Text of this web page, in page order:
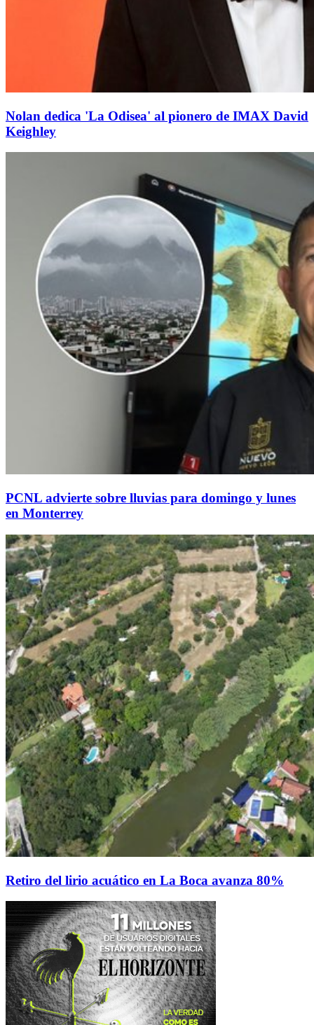
Nolan dedica 'La Odisea' al pionero de IMAX David
Keighley
PCNL advierte sobre lluvias para domingo y lunes
en Monterrey
Retiro del lirio acuático en La Boca avanza 80%